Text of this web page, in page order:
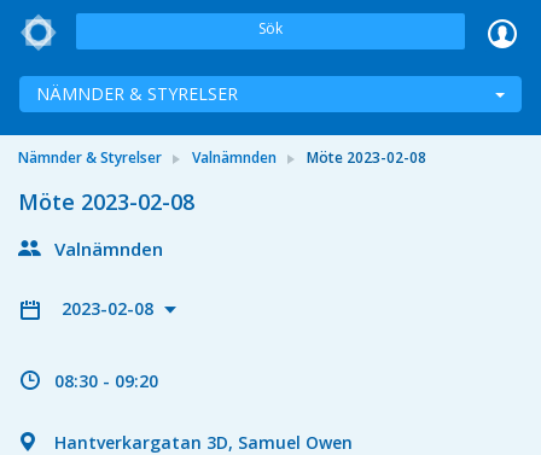
Sök
NÄMNDER & STYRELSER
Nämnder & Styrelser Valnämnden Möte 2023-02-08
Möte 2023-02-08
Valnämnden
2023-02-08
08:30 - 09:20
Hantverkargatan 3D, Samuel Owen